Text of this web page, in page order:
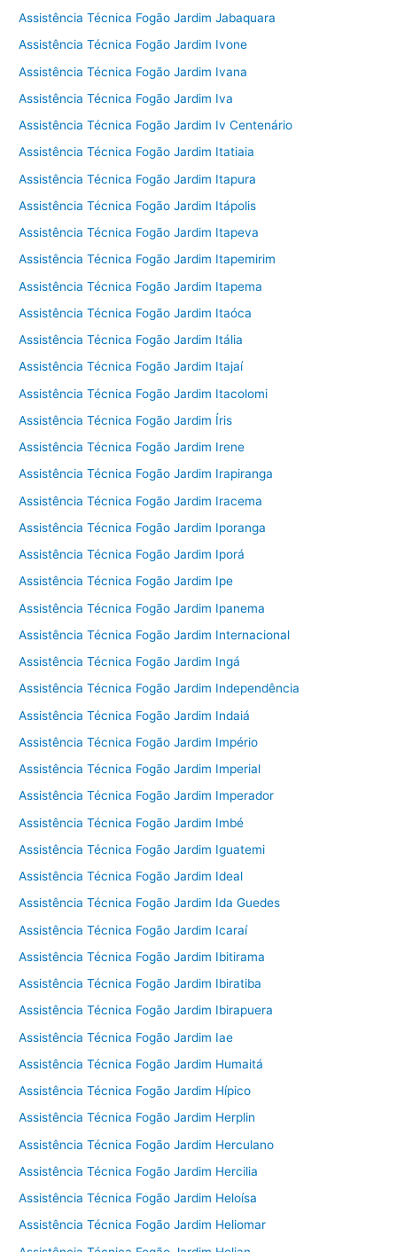
Assistência Técnica Fogão Jardim Jabaquara
Assistência Técnica Fogão Jardim Ivone
Assistência Técnica Fogão Jardim Ivana
Assistência Técnica Fogão Jardim Iva
Assistência Técnica Fogão Jardim Iv Centenário
Assistência Técnica Fogão Jardim Itatiaia
Assistência Técnica Fogão Jardim Itapura
Assistência Técnica Fogão Jardim Itápolis
Assistência Técnica Fogão Jardim Itapeva
Assistência Técnica Fogão Jardim Itapemirim
Assistência Técnica Fogão Jardim Itapema
Assistência Técnica Fogão Jardim Itaóca
Assistência Técnica Fogão Jardim Itália
Assistência Técnica Fogão Jardim Itajaí
Assistência Técnica Fogão Jardim Itacolomi
Assistência Técnica Fogão Jardim Íris
Assistência Técnica Fogão Jardim Irene
Assistência Técnica Fogão Jardim Irapiranga
Assistência Técnica Fogão Jardim Iracema
Assistência Técnica Fogão Jardim Iporanga
Assistência Técnica Fogão Jardim Iporá
Assistência Técnica Fogão Jardim Ipe
Assistência Técnica Fogão Jardim Ipanema
Assistência Técnica Fogão Jardim Internacional
Assistência Técnica Fogão Jardim Ingá
Assistência Técnica Fogão Jardim Independência
Assistência Técnica Fogão Jardim Indaiá
Assistência Técnica Fogão Jardim Império
Assistência Técnica Fogão Jardim Imperial
Assistência Técnica Fogão Jardim Imperador
Assistência Técnica Fogão Jardim Imbé
Assistência Técnica Fogão Jardim Iguatemi
Assistência Técnica Fogão Jardim Ideal
Assistência Técnica Fogão Jardim Ida Guedes
Assistência Técnica Fogão Jardim Icaraí
Assistência Técnica Fogão Jardim Ibitirama
Assistência Técnica Fogão Jardim Ibiratiba
Assistência Técnica Fogão Jardim Ibirapuera
Assistência Técnica Fogão Jardim Iae
Assistência Técnica Fogão Jardim Humaitá
Assistência Técnica Fogão Jardim Hípico
Assistência Técnica Fogão Jardim Herplin
Assistência Técnica Fogão Jardim Herculano
Assistência Técnica Fogão Jardim Hercilia
Assistência Técnica Fogão Jardim Heloísa
Assistência Técnica Fogão Jardim Heliomar